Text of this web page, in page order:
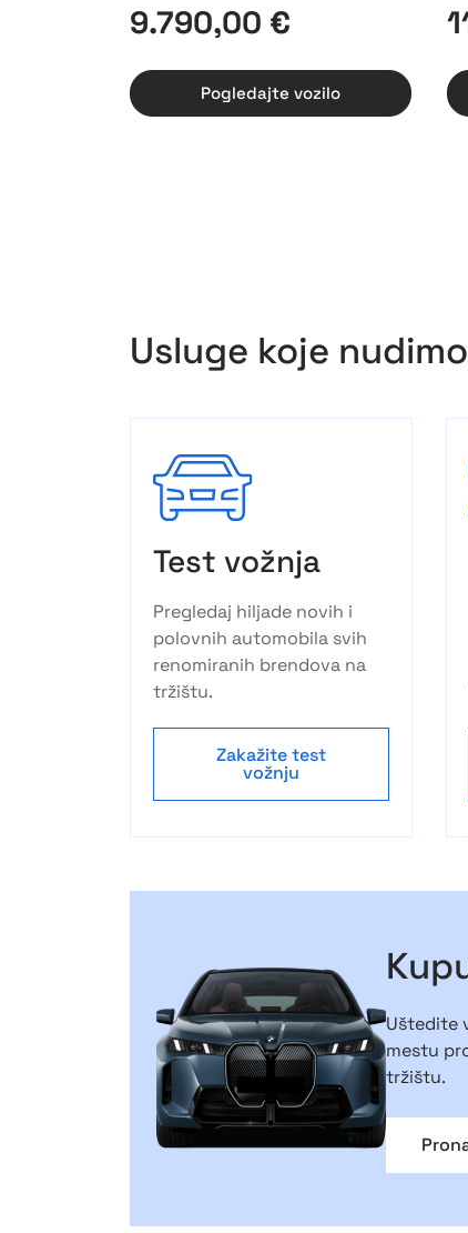
9.790,00 €
Pogledajte vozilo
Usluge koje nudimo
Test vožnja
Pregledaj hiljade novih i
polovnih automobila svih
renomiranih brendova na
tržištu.
Zakažite test
vožnju
Uštedite
mestu
tržištu.